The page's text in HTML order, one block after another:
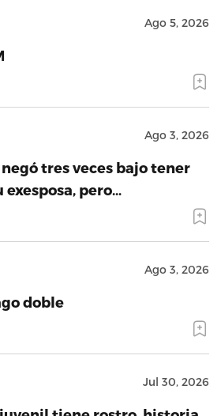
Ago 5, 2026
Ago 3, 2026
negó tres veces bajo tener
pero…
Ago 3, 2026
doble
Jul 30, 2026